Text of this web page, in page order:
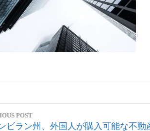
POST
ビラン州、外国人が購入可能な不動